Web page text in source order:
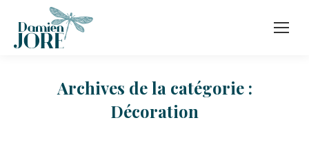
Archives de la catégorie :
Décoration